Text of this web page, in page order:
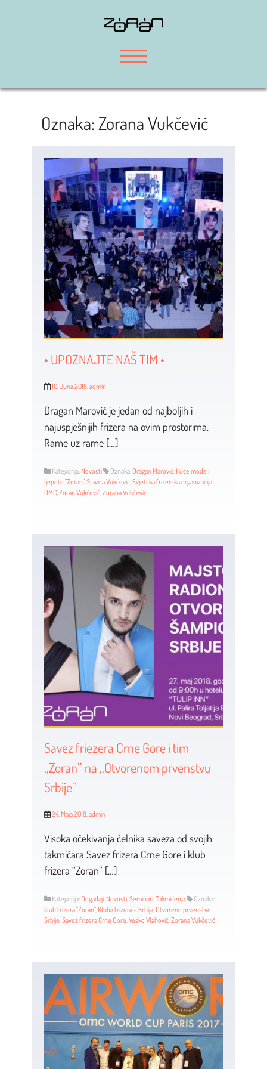
Oznaka: Zorana Vukčević
• UPOZNAJTE NAŠ TIM •
10. Juna 2018. admin
Dragan Marović je jedan od najboljih i
najuspješnijih frizera na ovim prostorima.
Rame uz rame […]
Kategorija: Novosti Oznaka: Dragan Marović, Kuće mode i
ljepote "Zoran", Slavica Vukčević, Svjetska frizerska organizacija
OMC, Zoran Vukčević, Zorana Vukčević
Savez friezera Crne Gore i tim
,,Zoran’’ na ,,Otvorenom prvenstvu
Srbije’’
24. Maja 2018. admin
Visoka očekivanja čelnika saveza od svojih
takmičara Savez frizera Crne Gore i klub
frizera “Zoran” […]
Kategorija: Događaji, Novosti, Seminari, Takmičenja
Oznaka:
klub frizera "Zoran", Kluba frizera – Srbija, Otvoreno prvenstvo
Srbije Savez frizera Crne Gore Vesko Vlahović, Zorana Vukčević